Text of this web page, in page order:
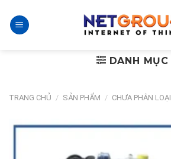
content
DANH MỤC
TRANG CHỦ / SẢN PHẨM / CHƯA PHÂN LOẠI